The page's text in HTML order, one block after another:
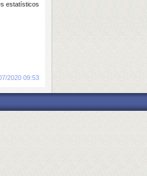
estatísticos
2020 09:53